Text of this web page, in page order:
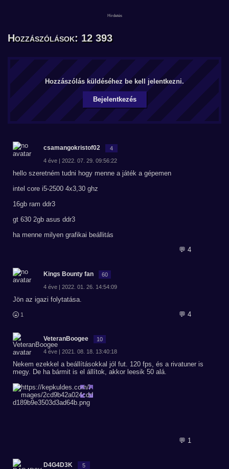
Hozzászólások: 12 393
Hozzászólás küldéséhez be kell jelentkezni.
Bejelentkezés
csamangokristof02 4
4 éve | 2022. 07. 29. 09:56:22
hello szeretném tudni hogy menne a játék a gépemen
intel core i5-2500 4x3,30 ghz
16gb ram ddr3
gt 630 2gb asus ddr3
ha menne milyen grafikai beállitás
💬 4
Kings Bounty fan 60
4 éve | 2022. 01. 26. 14:54:09
Jön az igazi folytatása.
1 💬 4
VeteranBoogee 10
4 éve | 2021. 08. 18. 13:40:18
Nekem ezekkel a beállításokkal jól fut. 120 fps, és a rivatuner is
megy. De ha bármit is el állítok, akkor leesik 50 alá.
💬 1
D4G4D3K 5